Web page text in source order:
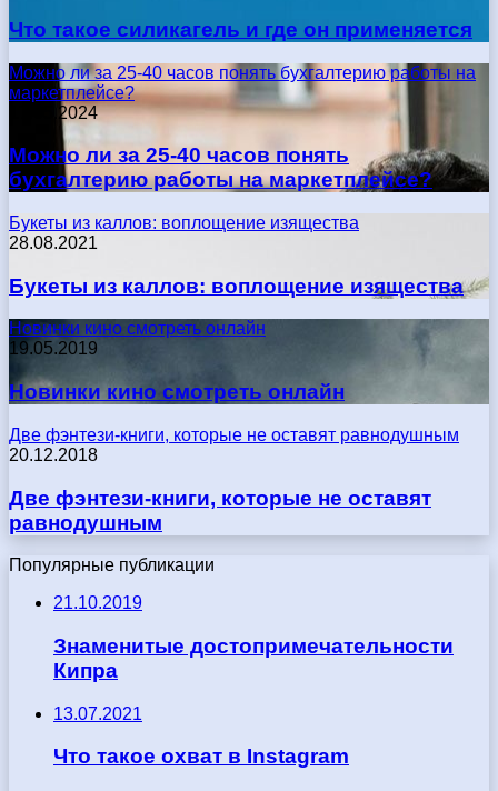
Что такое силикагель и где он применяется
Можно ли за 25-40 часов понять бухгалтерию работы на
маркетплейсе?
17.05.2024
Можно ли за 25-40 часов понять
бухгалтерию работы на маркетплейсе?
Букеты из каллов: воплощение изящества
28.08.2021
Букеты из каллов: воплощение изящества
Новинки кино смотреть онлайн
19.05.2019
Новинки кино смотреть онлайн
Две фэнтези-книги, которые не оставят равнодушным
20.12.2018
Две фэнтези-книги, которые не оставят
равнодушным
Популярные публикации
21.10.2019
Знаменитые достопримечательности
Кипра
13.07.2021
Что такое охват в Instagram